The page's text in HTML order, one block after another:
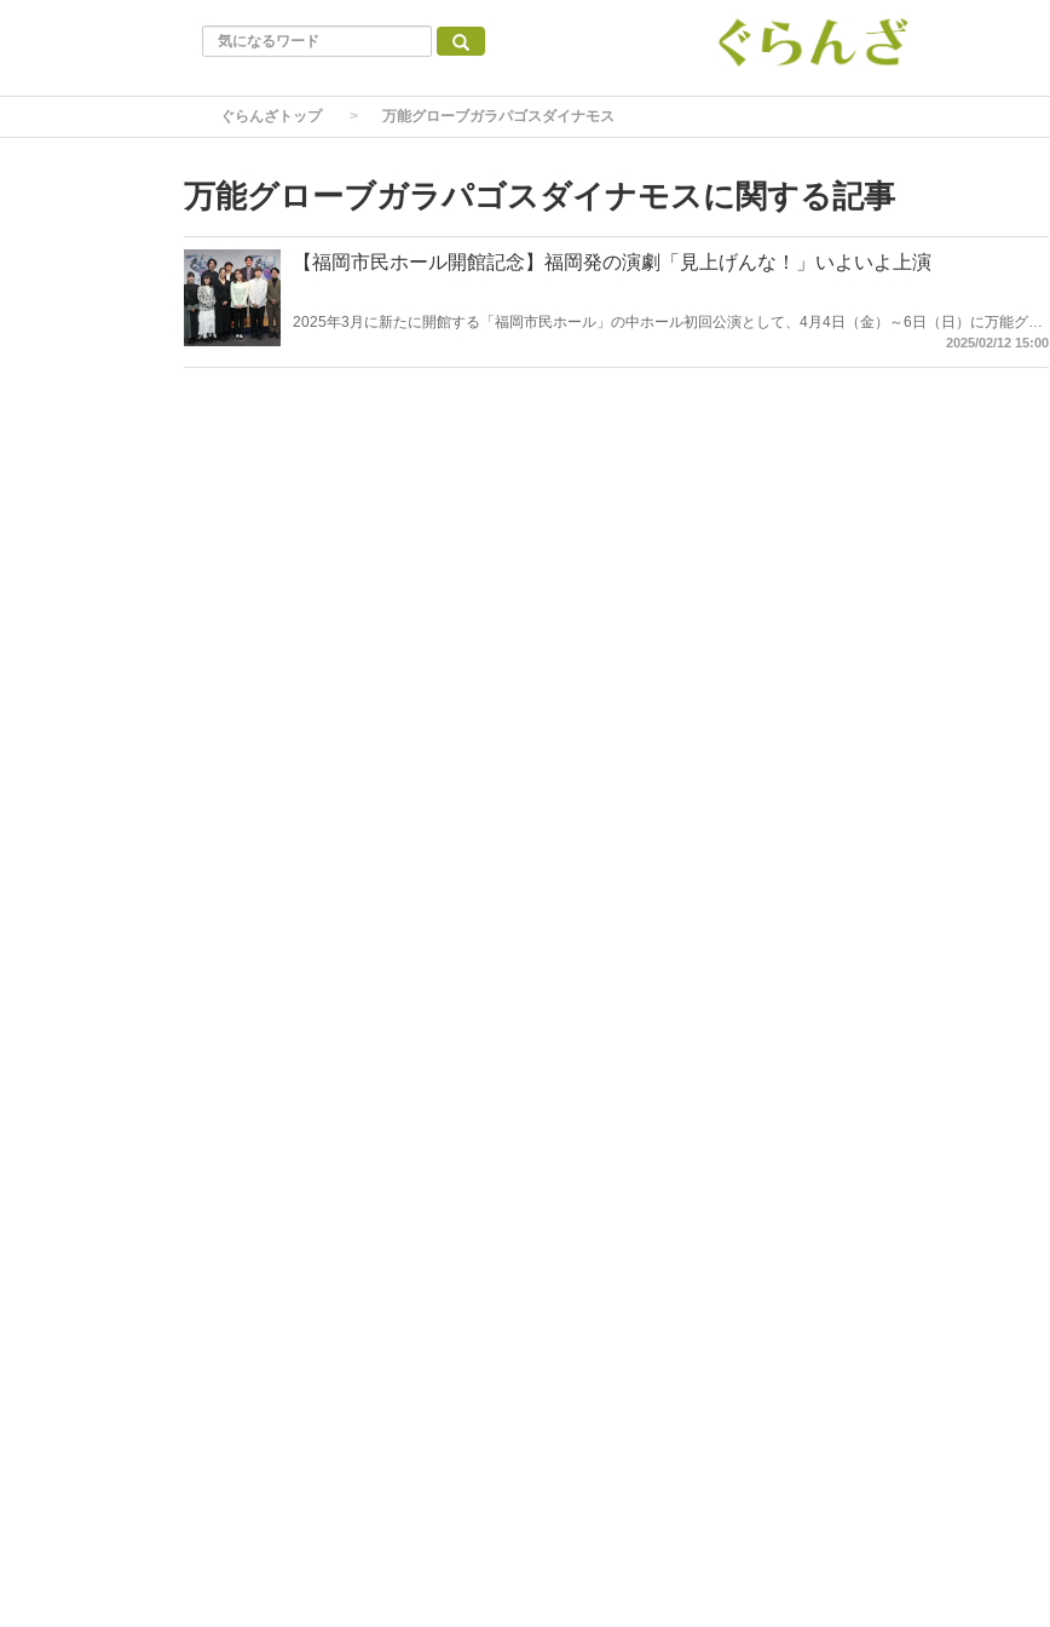
ぐらんざトップ 万能グローブガラパゴスダイナモス
万能グローブガラパゴスダイナモスに関する記事
【福岡市民ホール開館記念】福岡発の演劇「見上げんな！」いよいよ上演
2025年3月に新たに開館する「福岡市民ホール」の中ホール初回公演として、4月4日（金）～6日（日）に万能グロ
ーブガラパゴスダイナモス×ゴジゲン×小山田壮平による演劇「見上げんな！」の上演が決定しました。福岡市民会
2025/02/12 15:00